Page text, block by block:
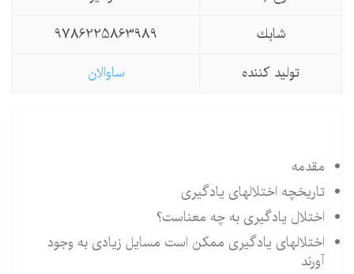
شابك
9786225863989
تولید كننده
ساوالان
مقدمه
تاریخچه اختلالهای یادگیری
اختلال یادگیری به چه معناست؟
اختلالهای یادگیری ممکن است مسایل زیادی به وجود
آورند